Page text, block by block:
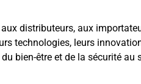
distributeurs, aux
technologies, leurs
bien-être et de la sécurité au